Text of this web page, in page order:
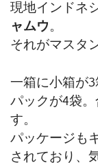
現地インドネ
ャムウ。
それがマスタ
一箱に小箱が
パックが4袋。
す。
パッケージも
されており、